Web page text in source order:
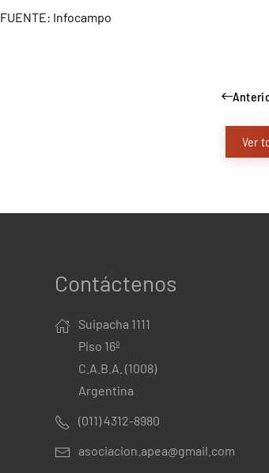
FUENTE: Infocampo
Ver
Contáctenos
Suipacha 1111
Piso 16º
C.A.B.A. (1008)
Argentina
(011) 4312-8980
asociacion.apea@gmail.com